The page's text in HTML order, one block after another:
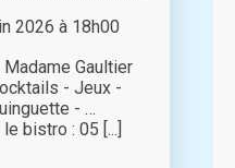
2026 à 18h00
Gaultier
- Jeux -
- …
bistro : 05 [...]